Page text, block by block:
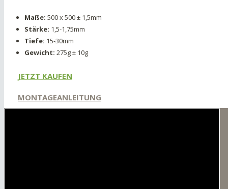
Maße: 500 x 500 ± 1,5mm
Stärke: 1,5-1,75mm
Tiefe: 15-30mm
Gewicht: 275g ± 10g
JETZT KAUFEN
MONTAGEANLEITUNG